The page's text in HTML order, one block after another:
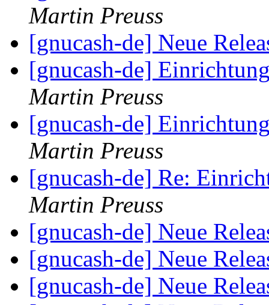
Martin Preuss
[gnucash-de] Neue
[gnucash-de]
Martin Preuss
[gnucash-de]
Martin Preuss
[gnucash-de] Re:
Martin Preuss
[gnucash-de] Neue
[gnucash-de] Neue
[gnucash-de] Neue